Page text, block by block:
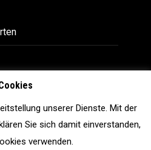
unserer Dienste. Mit der
Sie sich damit einverstanden,
verwenden.